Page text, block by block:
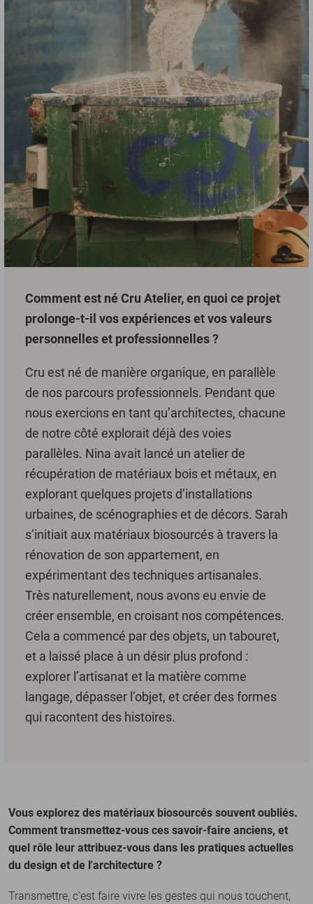
Comment est né Cru Atelier, en quoi ce projet
prolonge-t-il vos expériences et vos valeurs
personnelles et professionnelles ?
Cru est né de manière organique, en parallèle
de nos parcours professionnels. Pendant que
nous exercions en tant qu’architectes, chacune
de notre côté explorait déjà des voies
parallèles. Nina avait lancé un atelier de
récupération de matériaux bois et métaux, en
explorant quelques projets d’installations
urbaines, de scénographies et de décors. Sarah
s’initiait aux matériaux biosourcés à travers la
rénovation de son appartement, en
expérimentant des techniques artisanales.
Très naturellement, nous avons eu envie de
créer ensemble, en croisant nos compétences.
Cela a commencé par des objets, un tabouret,
et a laissé place à un désir plus profond :
explorer l’artisanat et la matière comme
langage, dépasser l’objet, et créer des formes
qui racontent des histoires.
Vous explorez des matériaux biosourcés souvent oubliés.
Comment transmettez-vous ces savoir-faire anciens, et
quel rôle leur attribuez-vous dans les pratiques actuelles
du design et de l'architecture ?
Transmettre, c’est faire vivre les gestes qui nous touchent,